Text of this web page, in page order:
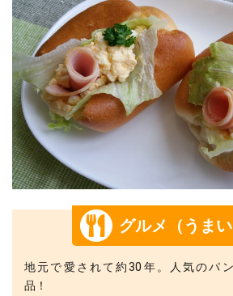
グルメ（うまい
地元で愛されて約30年。人気のパ
品！